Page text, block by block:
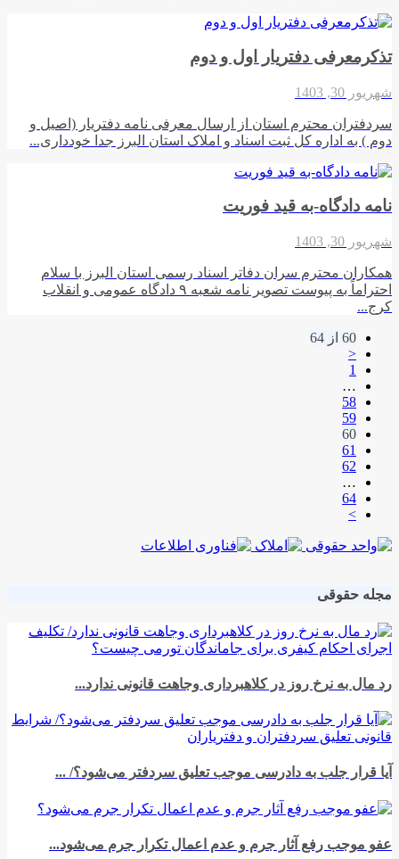
تذکرمعرفی دفتریار اول و دوم
شهریور 30, 1403
سردفتران محترم استان از ارسال معرفی نامه دفتریار (اصیل و
دوم ) به اداره کل ثبت اسناد و املاک استان البرز جدا خودداری...
نامه دادگاه-به قید فوریت
شهریور 30, 1403
همکاران محترم سران دفاتر اسناد رسمی استان البرز با سلام
احتراماً به پیوست تصویر نامه شعبه ۹ دادگاه عمومی و انقلاب
کرج...
60 از 64
<
1
…
58
59
60
61
62
…
64
>
مجله حقوقی
رد مال به نرخ روز در کلاهبرداری وجاهت قانونی ندارد...
آیا قرار جلب به دادرسی موجب تعلیق سردفتر می‌شود؟/ ...
عفو موجب رفع آثار جرم و عدم اعمال تکرار جرم می‌شود...